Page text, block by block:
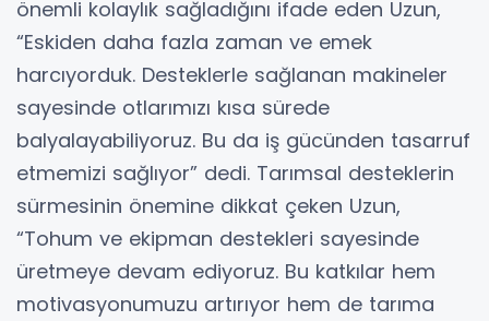
önemli kolaylık sağladığını ifade eden Uzun,
“Eskiden daha fazla zaman ve emek
harcıyorduk. Desteklerle sağlanan makineler
sayesinde otlarımızı kısa sürede
balyalayabiliyoruz. Bu da iş gücünden tasarruf
etmemizi sağlıyor” dedi. Tarımsal desteklerin
sürmesinin önemine dikkat çeken Uzun,
“Tohum ve ekipman destekleri sayesinde
üretmeye devam ediyoruz. Bu katkılar hem
motivasyonumuzu artırıyor hem de tarıma